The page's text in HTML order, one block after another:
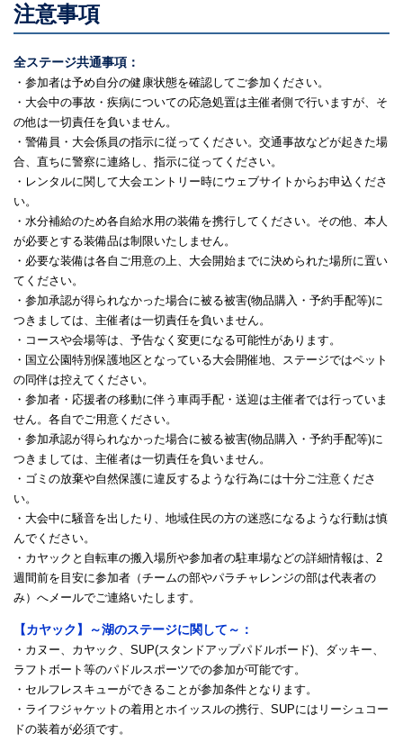
注意事項
全ステージ共通事項：
・参加者は予め自分の健康状態を確認してご参加ください。
・大会中の事故・疾病についての応急処置は主催者側で行いますが、そ
の他は一切責任を負いません。
・警備員・大会係員の指示に従ってください。交通事故などが起きた場
合、直ちに警察に連絡し、指示に従ってください。
・レンタルに関して大会エントリー時にウェブサイトからお申込くださ
い。
・水分補給のため各自給水用の装備を携行してください。その他、本人
が必要とする装備品は制限いたしません。
・必要な装備は各自ご用意の上、大会開始までに決められた場所に置い
てください。
・参加承認が得られなかった場合に被る被害(物品購入・予約手配等)に
つきましては、主催者は一切責任を負いません。
・コースや会場等は、予告なく変更になる可能性があります。
・国立公園特別保護地区となっている大会開催地、ステージではペット
の同伴は控えてください。
・参加者・応援者の移動に伴う車両手配・送迎は主催者では行っていま
せん。各自でご用意ください。
・参加承認が得られなかった場合に被る被害(物品購入・予約手配等)に
つきましては、主催者は一切責任を負いません。
・ゴミの放棄や自然保護に違反するような行為には十分ご注意くださ
い。
・大会中に騒音を出したり、地域住民の方の迷惑になるような行動は慎
んでください。
・カヤックと自転車の搬入場所や参加者の駐車場などの詳細情報は、2
週間前を目安に参加者（チームの部やパラチャレンジの部は代表者の
み）へメールでご連絡いたします。
【カヤック】～湖のステージに関して～：
・カヌー、カヤック、SUP(スタンドアップパドルボード)、ダッキー、
ラフトボート等のパドルスポーツでの参加が可能です。
・セルフレスキューができることが参加条件となります。
・ライフジャケットの着用とホイッスルの携行、SUPにはリーシュコー
ドの装着が必須です。